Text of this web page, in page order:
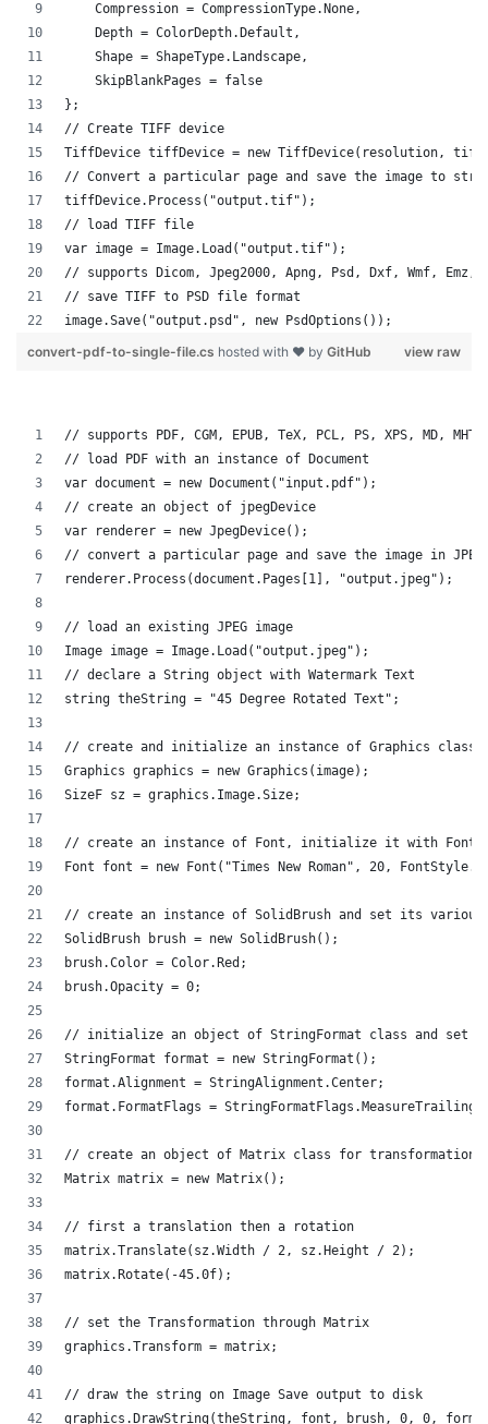
    Compression = CompressionType.None,
    Depth = ColorDepth.Default,
    Shape = ShapeType.Landscape,
    SkipBlankPages = false
};
// Create TIFF device
TiffDevice tiffDevice = new TiffDevice(resolution,
// Convert a particular page and save the image to
tiffDevice.Process("output.tif");
// load TIFF file
var image = Image.Load("output.tif");
// supports Dicom, Jpeg2000, Apng, Psd, Dxf, Wmf, Emz,
// save TIFF to PSD file format
image.Save("output.psd", new PsdOptions());
view raw
convert-pdf-to-single-file.cs hosted with ❤ by GitHub
// supports PDF, CGM, EPUB, TeX, PCL, PS, XPS, MD,
// load PDF with an instance of Document
var document = new Document("input.pdf");
// create an object of jpegDevice
var renderer = new JpegDevice();
// convert a particular page and save the image in JPEG
renderer.Process(document.Pages[1], "output.jpeg");
// load an existing JPEG image
Image image = Image.Load("output.jpeg");
// declare a String object with Watermark Text
string theString = "45 Degree Rotated Text";
// create and initialize an instance of Graphics class
Graphics graphics = new Graphics(image);
SizeF sz = graphics.Image.Size;
// create an instance of Font, initialize it with Font
Font font = new Font("Times New Roman", 20,
// create an instance of SolidBrush and set its various
SolidBrush brush = new SolidBrush();
brush.Color = Color.Red;
brush.Opacity = 0;
// initialize an object of StringFormat class and set
StringFormat format = new StringFormat();
format.Alignment = StringAlignment.Center;
format.FormatFlags =
// create an object of Matrix class for transformation
Matrix matrix = new Matrix();
// first a translation then a rotation
matrix.Translate(sz.Width / 2, sz.Height / 2);
matrix.Rotate(-45.0f);
// set the Transformation through Matrix
graphics.Transform = matrix;
// draw the string on Image Save output to disk
graphics.DrawString(theString, font, brush, 0, 0,